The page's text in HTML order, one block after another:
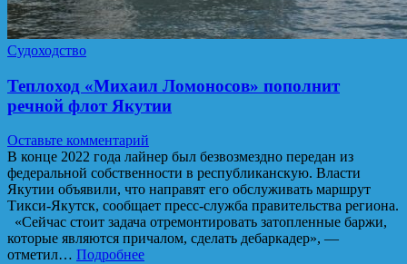
Судоходство
Теплоход «Михаил Ломоносов» пополнит
речной флот Якутии
Оставьте комментарий
В конце 2022 года лайнер был безвозмездно передан из
федеральной собственности в республиканскую. Власти
Якутии объявили, что направят его обслуживать маршрут
Тикси-Якутск, сообщает пресс-служба правительства региона.
«Сейчас стоит задача отремонтировать затопленные баржи,
которые являются причалом, сделать дебаркадер», —
отметил… Подробнее